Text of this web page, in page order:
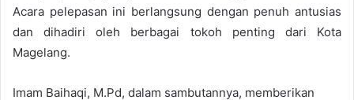
Acara pelepasan ini berlangsung dengan penuh antusias
dan dihadiri oleh berbagai tokoh penting dari Kota
Magelang.
Imam Baihaqi, M.Pd, dalam sambutannya, memberikan